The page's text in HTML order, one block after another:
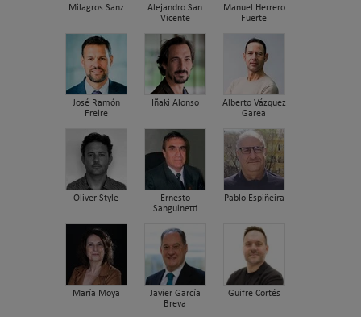
Milagros Sanz
Alejandro San
Vicente
Manuel Herrero
Fuerte
José Ramón
Freire
Iñaki Alonso
Alberto Vázquez
Garea
Oliver Style
Ernesto
Sanguinetti
Pablo Espiñeira
María Moya
Javier García
Breva
Guifre Cortés